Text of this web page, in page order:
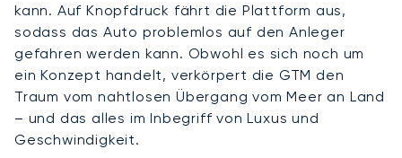
kann. Auf Knopfdruck fährt die Plattform aus,
sodass das Auto problemlos auf den Anleger
gefahren werden kann. Obwohl es sich noch um
ein Konzept handelt, verkörpert die GTM den
Traum vom nahtlosen Übergang vom Meer an Land
– und das alles im Inbegriff von Luxus und
Geschwindigkeit.